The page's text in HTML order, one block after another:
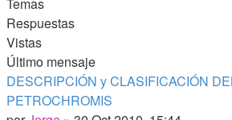
Respuestas
Vistas
Último mensaje
DESCRIPCIÓN y CLASIFICACIÓN
PETROCHROMIS